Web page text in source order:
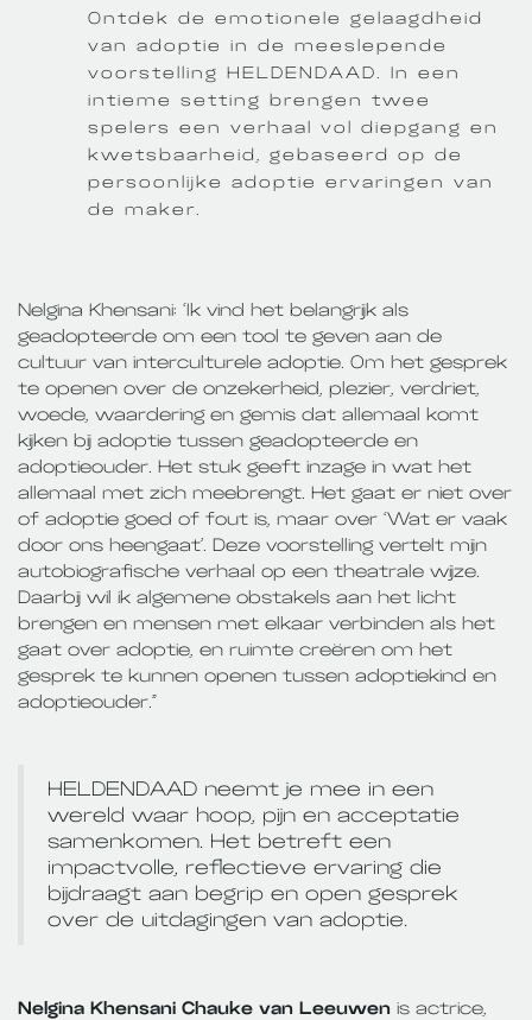
Ontdek de emotionele gelaagdheid
van adoptie in de meeslepende
voorstelling HELDENDAAD. In een
intieme setting brengen twee
spelers een verhaal vol diepgang en
kwetsbaarheid, gebaseerd op de
persoonlijke adoptie ervaringen van
de maker.
Nelgina Khensani: ‘Ik vind het belangrijk als
geadopteerde om een tool te geven aan de
cultuur van interculturele adoptie. Om het gesprek
te openen over de onzekerheid, plezier, verdriet,
woede, waardering en gemis dat allemaal komt
kijken bij adoptie tussen geadopteerde en
adoptieouder. Het stuk geeft inzage in wat het
allemaal met zich meebrengt. Het gaat er niet over
of adoptie goed of fout is, maar over ‘Wat er vaak
door ons heengaat’. Deze voorstelling vertelt mijn
autobiografische verhaal op een theatrale wijze.
Daarbij wil ik algemene obstakels aan het licht
brengen en mensen met elkaar verbinden als het
gaat over adoptie, en ruimte creëren om het
gesprek te kunnen openen tussen adoptiekind en
adoptieouder.”
HELDENDAAD neemt je mee in een
wereld waar hoop, pijn en acceptatie
samenkomen. Het betreft een
impactvolle, reflectieve ervaring die
bijdraagt aan begrip en open gesprek
over de uitdagingen van adoptie.
Nelgina Khensani Chauke van Leeuwen is actrice,